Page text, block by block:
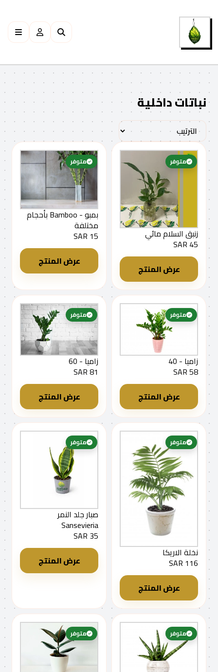
نباتات داخلية
فئة نباتات داخلية
متوفر
زنبق السلام مائي
45 SAR
عرض المنتج
متوفر
بمبو - Bamboo بأحجام
مختلفة
15 SAR
عرض المنتج
متوفر
زاميا - 40
58 SAR
عرض المنتج
متوفر
زاميا - 60
81 SAR
عرض المنتج
متوفر
نخلة الاريكا
116 SAR
عرض المنتج
متوفر
صبار جلد النمر
Sansevieria
35 SAR
عرض المنتج
متوفر متوفر